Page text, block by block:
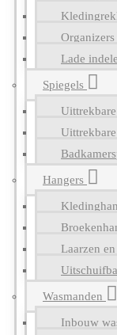
Lade
Spiegels
Hangers
Laarzen
Wasmanden
Inbouw